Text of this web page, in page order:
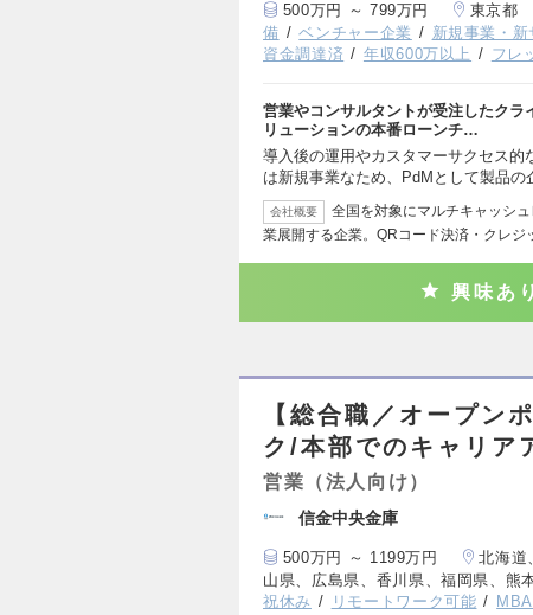
500万円 ～ 799万円 東京都
備
ベンチャー企業 新規事業・新
資金調達済
年収600万以上 フレ
営業やコンサルタントが受注したク
リューションの本番ローンチ…
導入後の運用やカスタマーサクセス
は新規事業なため、PdMとして製品の
会社概要
全国を対象にマルチキャッシ
業展開する企業。QRコード決済・クレ
興味あり
【総合職／オープン
ク/本部でのキャリ
営業（法人向け）
信金中央金庫
500万円 ～ 1199万円
北海道
山県、広島県、香川県、福岡県、熊
祝休み
リモートワーク可能